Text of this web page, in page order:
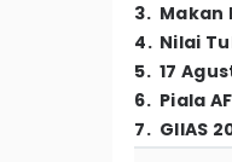
3. Makan
4. Nilai
5. 17
6. Piala
7. GIIAS